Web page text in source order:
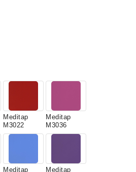
Meditap
M3022
Meditap
M3036
Meditap
Meditap